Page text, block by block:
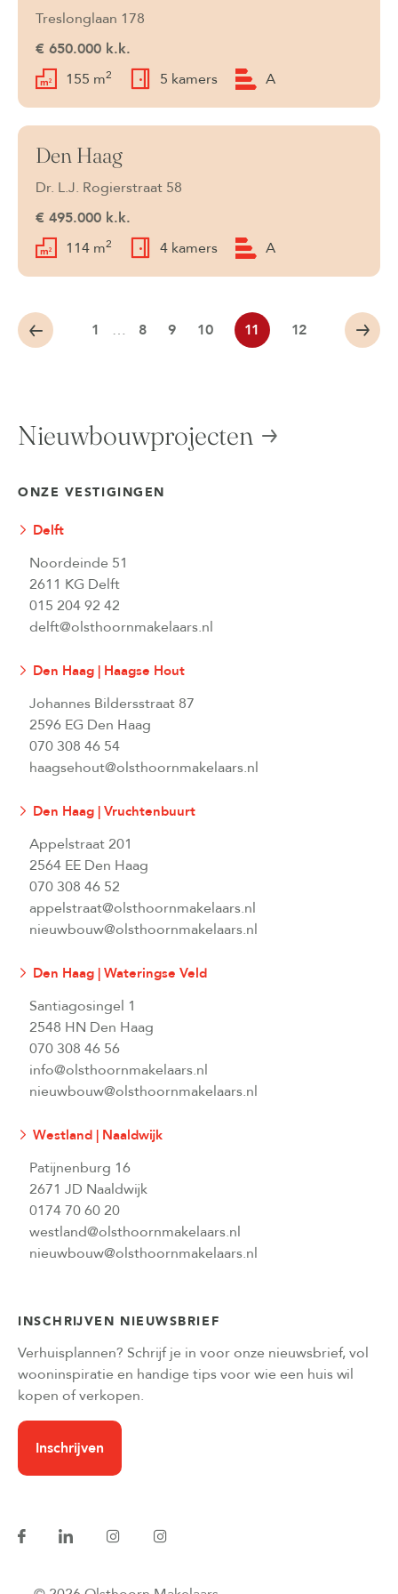
Treslonglaan 178
€ 650.000 k.k.
155 m2 5 kamers A
Verkocht
Den Haag
Dr. L.J. Rogierstraat 58
€ 495.000 k.k.
114 m2 4 kamers A
1 … 8 9 10 11 12
Nieuwbouwprojecten
ONZE VESTIGINGEN
Delft
Noordeinde 51
2611 KG Delft
015 204 92 42
delft@olsthoornmakelaars.nl
Den Haag | Haagse Hout
Johannes Bildersstraat 87
2596 EG Den Haag
070 308 46 54
haagsehout@olsthoornmakelaars.nl
Den Haag | Vruchtenbuurt
Appelstraat 201
2564 EE Den Haag
070 308 46 52
appelstraat@olsthoornmakelaars.nl
nieuwbouw@olsthoornmakelaars.nl
Den Haag | Wateringse Veld
Santiagosingel 1
2548 HN Den Haag
070 308 46 56
info@olsthoornmakelaars.nl
nieuwbouw@olsthoornmakelaars.nl
Westland | Naaldwijk
Patijnenburg 16
2671 JD Naaldwijk
0174 70 60 20
westland@olsthoornmakelaars.nl
nieuwbouw@olsthoornmakelaars.nl
INSCHRIJVEN NIEUWSBRIEF
Verhuisplannen? Schrijf je in voor onze nieuwsbrief, vol
wooninspiratie en handige tips voor wie een huis wil
kopen of verkopen.
Inschrijven